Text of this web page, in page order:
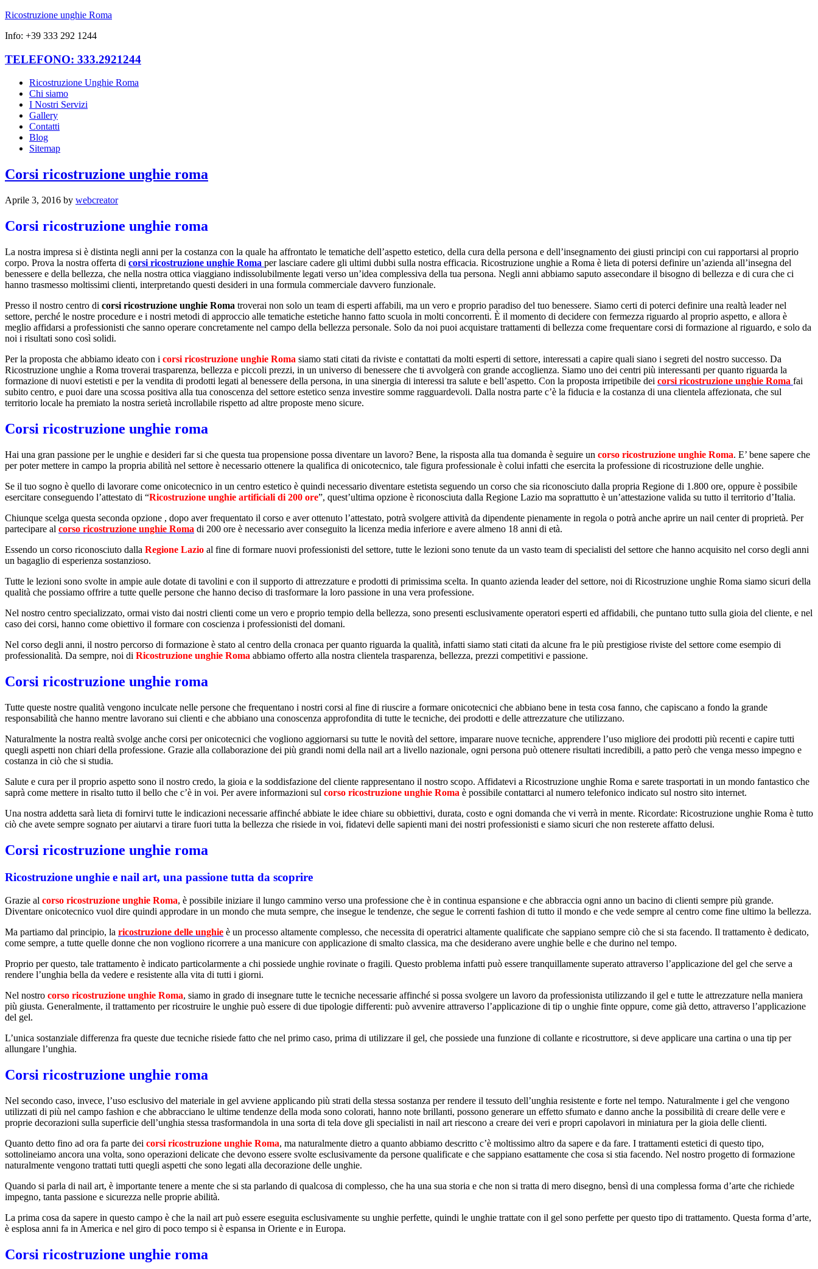
Ricostruzione unghie Roma
Info: +39 333 292 1244
TELEFONO: 333.2921244
Ricostruzione Unghie Roma
Chi siamo
I Nostri Servizi
Gallery
Contatti
Blog
Sitemap
Corsi ricostruzione unghie roma
Aprile 3, 2016 by webcreator
Corsi ricostruzione unghie roma
La nostra impresa si è distinta negli anni per la costanza con la quale ha affrontato le tematiche dell’aspetto estetico, della cura della persona e dell’insegnamento dei giusti principi con cui rapportarsi al proprio
corpo. Prova la nostra offerta di corsi ricostruzione unghie Roma per lasciare cadere gli ultimi dubbi sulla nostra efficacia. Ricostruzione unghie a Roma è lieta di potersi definire un’azienda all’insegna del
benessere e della bellezza, che nella nostra ottica viaggiano indissolubilmente legati verso un’idea complessiva della tua persona. Negli anni abbiamo saputo assecondare il bisogno di bellezza e di cura che ci
hanno trasmesso moltissimi clienti, interpretando questi desideri in una formula commerciale davvero funzionale.
Presso il nostro centro di corsi ricostruzione unghie Roma troverai non solo un team di esperti affabili, ma un vero e proprio paradiso del tuo benessere. Siamo certi di poterci definire una realtà leader nel
settore, perché le nostre procedure e i nostri metodi di approccio alle tematiche estetiche hanno fatto scuola in molti concorrenti. È il momento di decidere con fermezza riguardo al proprio aspetto, e allora è
meglio affidarsi a professionisti che sanno operare concretamente nel campo della bellezza personale. Solo da noi puoi acquistare trattamenti di bellezza come frequentare corsi di formazione al riguardo, e solo da
noi i risultati sono così solidi.
Per la proposta che abbiamo ideato con i corsi ricostruzione unghie Roma siamo stati citati da riviste e contattati da molti esperti di settore, interessati a capire quali siano i segreti del nostro successo. Da
Ricostruzione unghie a Roma troverai trasparenza, bellezza e piccoli prezzi, in un universo di benessere che ti avvolgerà con grande accoglienza. Siamo uno dei centri più interessanti per quanto riguarda la
formazione di nuovi estetisti e per la vendita di prodotti legati al benessere della persona, in una sinergia di interessi tra salute e bell’aspetto. Con la proposta irripetibile dei corsi ricostruzione unghie Roma fai
subito centro, e puoi dare una scossa positiva alla tua conoscenza del settore estetico senza investire somme ragguardevoli. Dalla nostra parte c’è la fiducia e la costanza di una clientela affezionata, che sul
territorio locale ha premiato la nostra serietà incrollabile rispetto ad altre proposte meno sicure.
Corsi ricostruzione unghie roma
Hai una gran passione per le unghie e desideri far si che questa tua propensione possa diventare un lavoro? Bene, la risposta alla tua domanda è seguire un corso ricostruzione unghie Roma. E’ bene sapere che
per poter mettere in campo la propria abilità nel settore è necessario ottenere la qualifica di onicotecnico, tale figura professionale è colui infatti che esercita la professione di ricostruzione delle unghie.
Se il tuo sogno è quello di lavorare come onicotecnico in un centro estetico è quindi necessario diventare estetista seguendo un corso che sia riconosciuto dalla propria Regione di 1.800 ore, oppure è possibile
esercitare conseguendo l’attestato di “Ricostruzione unghie artificiali di 200 ore”, quest’ultima opzione è riconosciuta dalla Regione Lazio ma soprattutto è un’attestazione valida su tutto il territorio d’Italia.
Chiunque scelga questa seconda opzione , dopo aver frequentato il corso e aver ottenuto l’attestato, potrà svolgere attività da dipendente pienamente in regola o potrà anche aprire un nail center di proprietà. Per
partecipare al corso ricostruzione unghie Roma di 200 ore è necessario aver conseguito la licenza media inferiore e avere almeno 18 anni di età.
Essendo un corso riconosciuto dalla Regione Lazio al fine di formare nuovi professionisti del settore, tutte le lezioni sono tenute da un vasto team di specialisti del settore che hanno acquisito nel corso degli anni
un bagaglio di esperienza sostanzioso.
Tutte le lezioni sono svolte in ampie aule dotate di tavolini e con il supporto di attrezzature e prodotti di primissima scelta. In quanto azienda leader del settore, noi di Ricostruzione unghie Roma siamo sicuri della
qualità che possiamo offrire a tutte quelle persone che hanno deciso di trasformare la loro passione in una vera professione.
Nel nostro centro specializzato, ormai visto dai nostri clienti come un vero e proprio tempio della bellezza, sono presenti esclusivamente operatori esperti ed affidabili, che puntano tutto sulla gioia del cliente, e nel
caso dei corsi, hanno come obiettivo il formare con coscienza i professionisti del domani.
Nel corso degli anni, il nostro percorso di formazione è stato al centro della cronaca per quanto riguarda la qualità, infatti siamo stati citati da alcune fra le più prestigiose riviste del settore come esempio di
professionalità. Da sempre, noi di Ricostruzione unghie Roma abbiamo offerto alla nostra clientela trasparenza, bellezza, prezzi competitivi e passione.
Corsi ricostruzione unghie roma
Tutte queste nostre qualità vengono inculcate nelle persone che frequentano i nostri corsi al fine di riuscire a formare onicotecnici che abbiano bene in testa cosa fanno, che capiscano a fondo la grande
responsabilità che hanno mentre lavorano sui clienti e che abbiano una conoscenza approfondita di tutte le tecniche, dei prodotti e delle attrezzature che utilizzano.
Naturalmente la nostra realtà svolge anche corsi per onicotecnici che vogliono aggiornarsi su tutte le novità del settore, imparare nuove tecniche, apprendere l’uso migliore dei prodotti più recenti e capire tutti
quegli aspetti non chiari della professione. Grazie alla collaborazione dei più grandi nomi della nail art a livello nazionale, ogni persona può ottenere risultati incredibili, a patto però che venga messo impegno e
costanza in ciò che si studia.
Salute e cura per il proprio aspetto sono il nostro credo, la gioia e la soddisfazione del cliente rappresentano il nostro scopo. Affidatevi a Ricostruzione unghie Roma e sarete trasportati in un mondo fantastico che
saprà come mettere in risalto tutto il bello che c’è in voi. Per avere informazioni sul corso ricostruzione unghie Roma è possibile contattarci al numero telefonico indicato sul nostro sito internet.
Una nostra addetta sarà lieta di fornirvi tutte le indicazioni necessarie affinché abbiate le idee chiare su obbiettivi, durata, costo e ogni domanda che vi verrà in mente. Ricordate: Ricostruzione unghie Roma è tutto
ciò che avete sempre sognato per aiutarvi a tirare fuori tutta la bellezza che risiede in voi, fidatevi delle sapienti mani dei nostri professionisti e siamo sicuri che non resterete affatto delusi.
Corsi ricostruzione unghie roma
Ricostruzione unghie e nail art, una passione tutta da scoprire
Grazie al corso ricostruzione unghie Roma, è possibile iniziare il lungo cammino verso una professione che è in continua espansione e che abbraccia ogni anno un bacino di clienti sempre più grande.
Diventare onicotecnico vuol dire quindi approdare in un mondo che muta sempre, che insegue le tendenze, che segue le correnti fashion di tutto il mondo e che vede sempre al centro come fine ultimo la bellezza.
Ma partiamo dal principio, la ricostruzione delle unghie è un processo altamente complesso, che necessita di operatrici altamente qualificate che sappiano sempre ciò che si sta facendo. Il trattamento è dedicato,
come sempre, a tutte quelle donne che non vogliono ricorrere a una manicure con applicazione di smalto classica, ma che desiderano avere unghie belle e che durino nel tempo.
Proprio per questo, tale trattamento è indicato particolarmente a chi possiede unghie rovinate o fragili. Questo problema infatti può essere tranquillamente superato attraverso l’applicazione del gel che serve a
rendere l’unghia bella da vedere e resistente alla vita di tutti i giorni.
Nel nostro corso ricostruzione unghie Roma, siamo in grado di insegnare tutte le tecniche necessarie affinché si possa svolgere un lavoro da professionista utilizzando il gel e tutte le attrezzature nella maniera
più giusta. Generalmente, il trattamento per ricostruire le unghie può essere di due tipologie differenti: può avvenire attraverso l’applicazione di tip o unghie finte oppure, come già detto, attraverso l’applicazione
del gel.
L’unica sostanziale differenza fra queste due tecniche risiede fatto che nel primo caso, prima di utilizzare il gel, che possiede una funzione di collante e ricostruttore, si deve applicare una cartina o una tip per
allungare l’unghia.
Corsi ricostruzione unghie roma
Nel secondo caso, invece, l’uso esclusivo del materiale in gel avviene applicando più strati della stessa sostanza per rendere il tessuto dell’unghia resistente e forte nel tempo. Naturalmente i gel che vengono
utilizzati di più nel campo fashion e che abbracciano le ultime tendenze della moda sono colorati, hanno note brillanti, possono generare un effetto sfumato e danno anche la possibilità di creare delle vere e
proprie decorazioni sulla superficie dell’unghia stessa trasformandola in una sorta di tela dove gli specialisti in nail art riescono a creare dei veri e propri capolavori in miniatura per la gioia delle clienti.
Quanto detto fino ad ora fa parte dei corsi ricostruzione unghie Roma, ma naturalmente dietro a quanto abbiamo descritto c’è moltissimo altro da sapere e da fare. I trattamenti estetici di questo tipo,
sottolineiamo ancora una volta, sono operazioni delicate che devono essere svolte esclusivamente da persone qualificate e che sappiano esattamente che cosa si stia facendo. Nel nostro progetto di formazione
naturalmente vengono trattati tutti quegli aspetti che sono legati alla decorazione delle unghie.
Quando si parla di nail art, è importante tenere a mente che si sta parlando di qualcosa di complesso, che ha una sua storia e che non si tratta di mero disegno, bensì di una complessa forma d’arte che richiede
impegno, tanta passione e sicurezza nelle proprie abilità.
La prima cosa da sapere in questo campo è che la nail art può essere eseguita esclusivamente su unghie perfette, quindi le unghie trattate con il gel sono perfette per questo tipo di trattamento. Questa forma d’arte,
è esplosa anni fa in America e nel giro di poco tempo si è espansa in Oriente e in Europa.
Corsi ricostruzione unghie roma